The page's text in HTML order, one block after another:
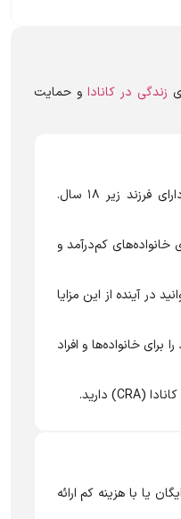
زندگی در کانادا و حمایت
مزایای ماهانه بدون مالیات برای خانواده‌های واجد شرایط دارای فرزند زیر ۱۸ سال.
کم‌درآمد و
در آینده از این مزایا
برای خانواده‌ها و افراد
یا با هزینه کم ارائه